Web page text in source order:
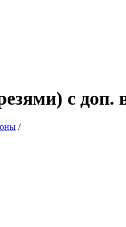
с доп.
/